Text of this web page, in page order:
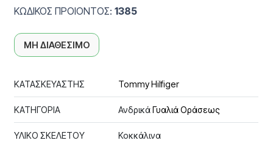
ΚΩΔΙΚΟΣ ΠΡΟΙΟΝΤΟΣ:1385
ΜΗ ΔΙΑΘΕΣΙΜΟ
ΚΑΤΑΣΚΕΥΑΣΤΗΣ Tommy Hilfiger
ΚΑΤΗΓΟΡΙΑ ΑνδρικάΓυαλιά Οράσεως
ΥΛΙΚΟ ΣΚΕΛΕΤΟΥ Κοκκάλινα